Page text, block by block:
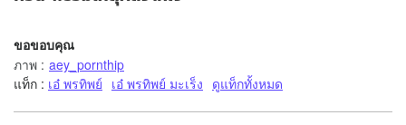
ขอขอบคุณ
ภาพ : aey_pornthip
แท็ก : เอ๋ พรทิพย์ เอ๋ พรทิพย์ มะเร็ง ดูแท็กทั้งหมด